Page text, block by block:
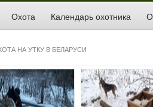
Охота Календарь охотника
НА УТКУ В БЕЛАРУСИ